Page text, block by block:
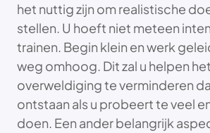
het nuttig zijn om realistische
stellen. U hoeft niet meteen
trainen. Begin klein en werk
weg omhoog. Dit zal u helpen
overweldiging te verminderen
ontstaan als u probeert te veel
doen. Een ander belangrijk